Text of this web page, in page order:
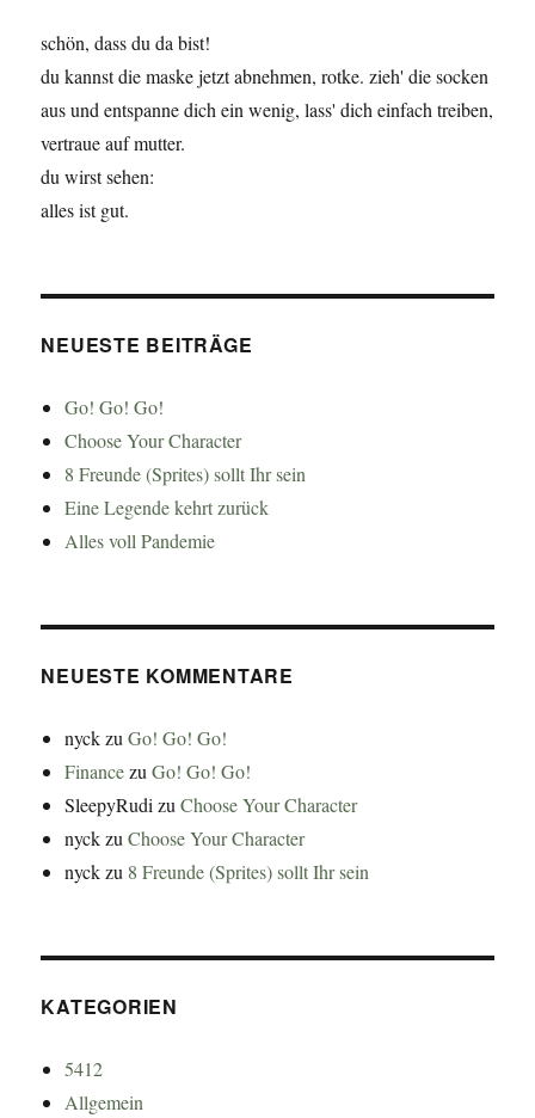
schön, dass du da bist!
du kannst die maske jetzt abnehmen, rotke. zieh' die socken
aus und entspanne dich ein wenig, lass' dich einfach treiben,
vertraue auf mutter.
du wirst sehen:
alles ist gut.
NEUESTE BEITRÄGE
Go! Go! Go!
Choose Your Character
8 Freunde (Sprites) sollt Ihr sein
Eine Legende kehrt zurück
Alles voll Pandemie
NEUESTE KOMMENTARE
nyckzuGo! Go! Go!
FinancezuGo! Go! Go!
SleepyRudizuChoose Your Character
nyckzuChoose Your Character
nyckzu 8 Freunde (Sprites) sollt Ihr sein
KATEGORIEN
5412
Allgemein